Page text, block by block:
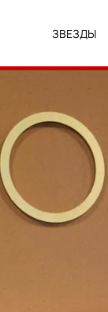
ЗВЕЗДЫ
Дзен